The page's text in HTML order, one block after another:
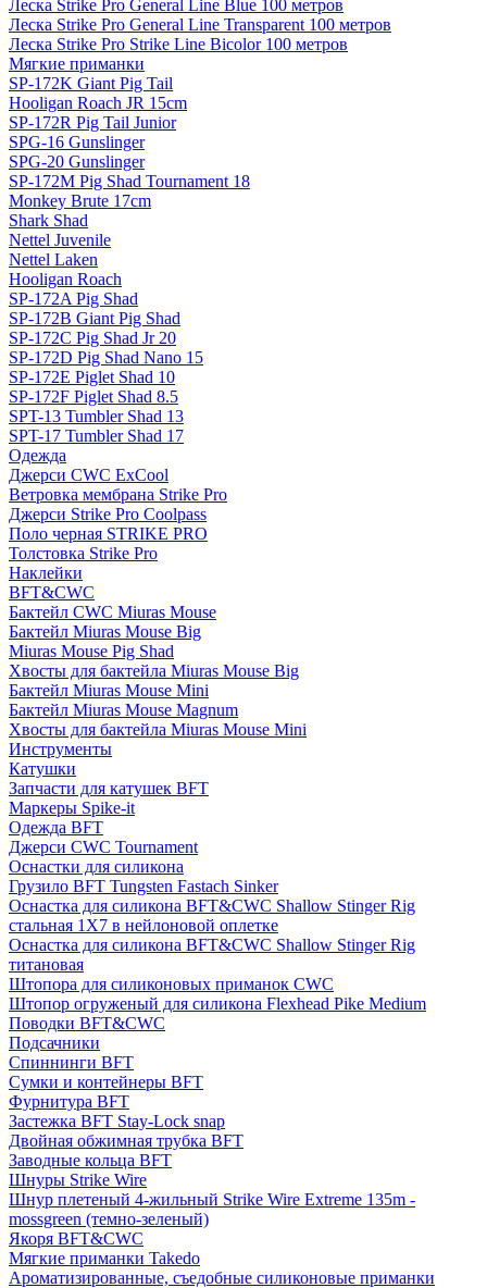
Леска Strike Pro General Line Blue 100 метров
Леска Strike Pro General Line Transparent 100 метров
Леска Strike Pro Strike Line Bicolor 100 метров
Мягкие приманки
SP-172K Giant Pig Tail
Hooligan Roach JR 15cm
SP-172R Pig Tail Junior
SPG-16 Gunslinger
SPG-20 Gunslinger
SP-172M Pig Shad Tournament 18
Monkey Brute 17cm
Shark Shad
Nettel Juvenile
Nettel Laken
Hooligan Roach
SP-172A Pig Shad
SP-172B Giant Pig Shad
SP-172C Pig Shad Jr 20
SP-172D Pig Shad Nano 15
SP-172E Piglet Shad 10
SP-172F Piglet Shad 8.5
SPT-13 Tumbler Shad 13
SPT-17 Tumbler Shad 17
Одежда
Джерси CWC ExCool
Ветровка мембрана Strike Pro
Джерси Strike Pro Coolpass
Поло черная STRIKE PRO
Толстовка Strike Pro
Наклейки
BFT&CWC
Бактейл CWC Miuras Mouse
Бактейл Miuras Mouse Big
Miuras Mouse Pig Shad
Хвосты для бактейла Miuras Mouse Big
Бактейл Miuras Mouse Mini
Бактейл Miuras Mouse Magnum
Хвосты для бактейла Miuras Mouse Mini
Инструменты
Катушки
Запчасти для катушек BFT
Маркеры Spike-it
Одежда BFT
Джерси CWC Tournament
Оснастки для силикона
Грузило BFT Tungsten Fastach Sinker
Оснастка для силикона BFT&CWC Shallow Stinger Rig
стальная 1X7 в нейлоновой оплетке
Оснастка для силикона BFT&CWC Shallow Stinger Rig
титановая
Штопора для силиконовых приманок CWC
Штопор огруженый для силикона Flexhead Pike Medium
Поводки BFT&CWC
Подсачники
Спиннинги BFT
Сумки и контейнеры BFT
Фурнитура BFT
Застежка BFT Stay-Lock snap
Двойная обжимная трубка BFT
Заводные кольца BFT
Шнуры Strike Wire
Шнур плетеный 4-жильный Strike Wire Extreme 135m -
mossgreen (темно-зеленый)
Якоря BFT&CWC
Мягкие приманки Takedo
Ароматизированные, съедобные силиконовые приманки